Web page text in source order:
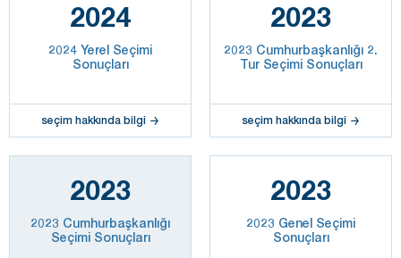
2024
2024 Yerel Seçimi
Sonuçları
seçim hakkında bilgi
2023
2023 Cumhurbaşkanlığı 2.
Tur Seçimi Sonuçları
seçim hakkında bilgi
2023
2023 Cumhurbaşkanlığı
Seçimi Sonuçları
2023
2023 Genel Seçimi
Sonuçları